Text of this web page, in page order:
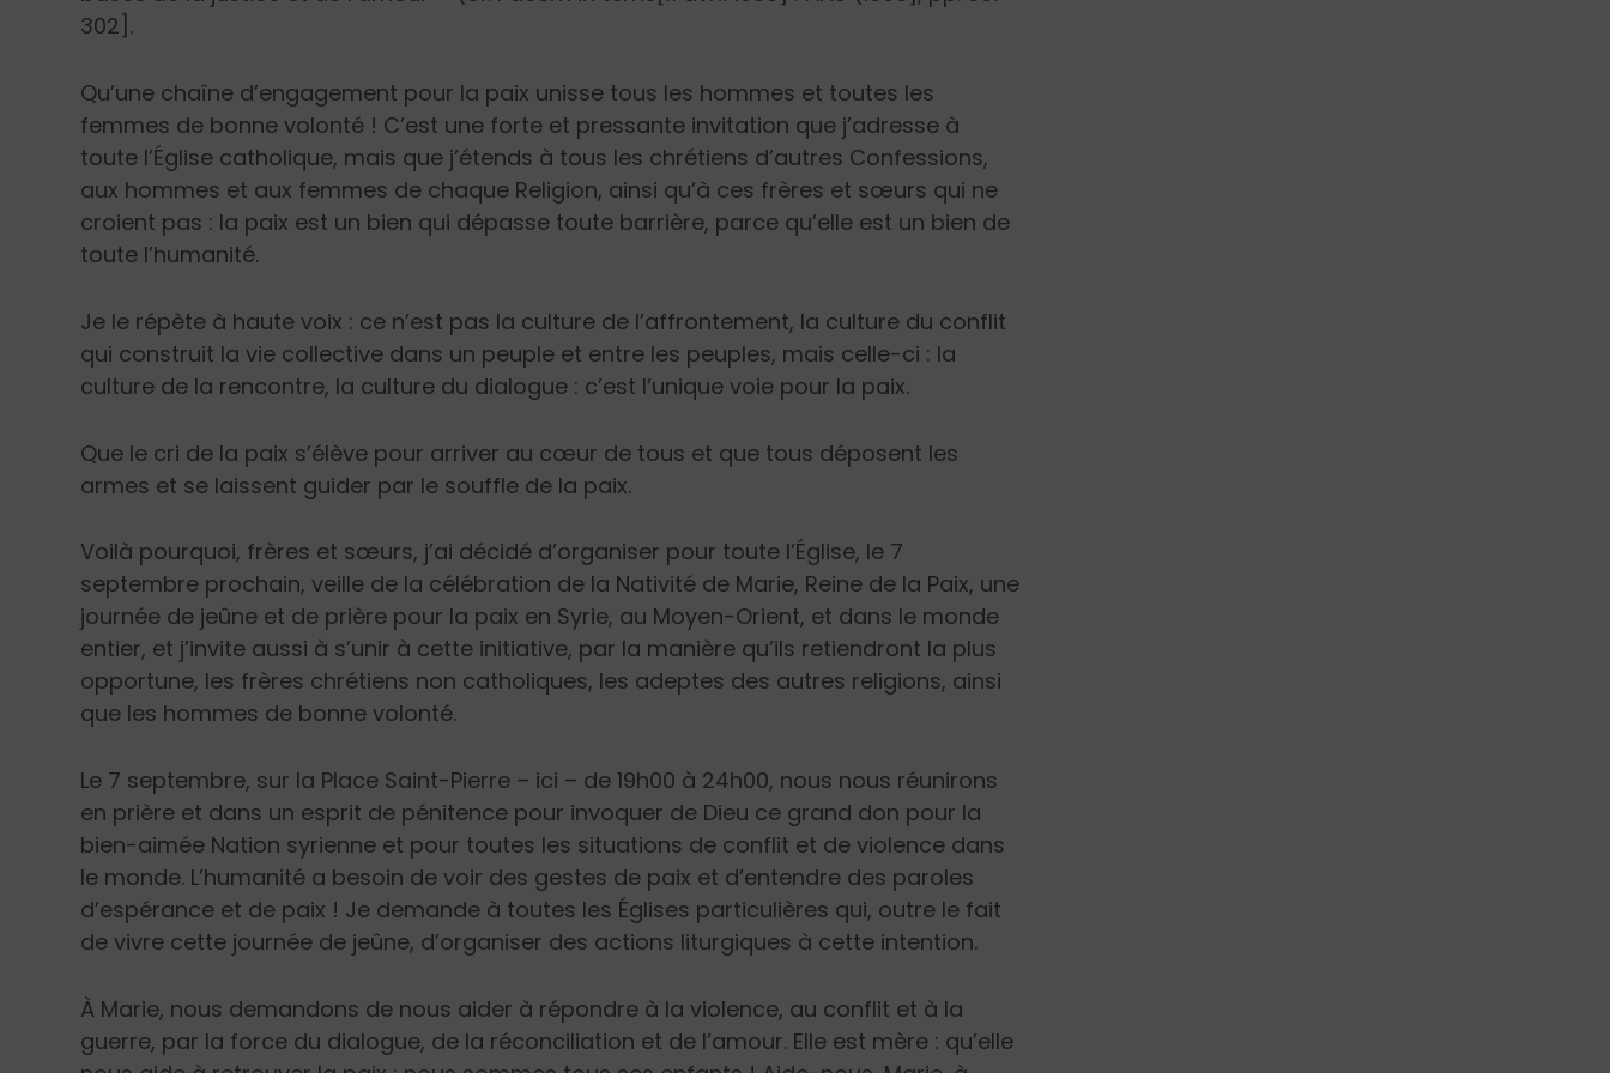
302].
Qu’une chaîne d’engagement pour la paix unisse tous les hommes et toutes les
femmes de bonne volonté ! C’est une forte et pressante invitation que j’adresse à
toute l’Église catholique, mais que j’étends à tous les chrétiens d’autres Confessions,
aux hommes et aux femmes de chaque Religion, ainsi qu’à ces frères et sœurs qui ne
croient pas : la paix est un bien qui dépasse toute barrière, parce qu’elle est un bien de
toute l’humanité.
Je le répète à haute voix : ce n’est pas la culture de l’affrontement, la culture du conflit
qui construit la vie collective dans un peuple et entre les peuples, mais celle-ci : la
culture de la rencontre, la culture du dialogue : c’est l’unique voie pour la paix.
Que le cri de la paix s’élève pour arriver au cœur de tous et que tous déposent les
armes et se laissent guider par le souffle de la paix.
Voilà pourquoi, frères et sœurs, j’ai décidé d’organiser pour toute l’Église, le 7
septembre prochain, veille de la célébration de la Nativité de Marie, Reine de la Paix, une
journée de jeûne et de prière pour la paix en Syrie, au Moyen-Orient, et dans le monde
entier, et j’invite aussi à s’unir à cette initiative, par la manière qu’ils retiendront la plus
opportune, les frères chrétiens non catholiques, les adeptes des autres religions, ainsi
que les hommes de bonne volonté.
Le 7 septembre, sur la Place Saint-Pierre – ici – de 19h00 à 24h00, nous nous réunirons
en prière et dans un esprit de pénitence pour invoquer de Dieu ce grand don pour la
bien-aimée Nation syrienne et pour toutes les situations de conflit et de violence dans
le monde. L’humanité a besoin de voir des gestes de paix et d’entendre des paroles
d’espérance et de paix ! Je demande à toutes les Églises particulières qui, outre le fait
de vivre cette journée de jeûne, d’organiser des actions liturgiques à cette intention.
À Marie, nous demandons de nous aider à répondre à la violence, au conflit et à la
guerre, par la force du dialogue, de la réconciliation et de l’amour. Elle est mère : qu’elle